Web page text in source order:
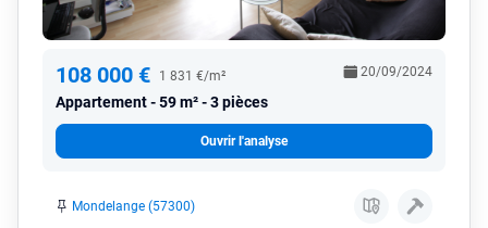
108 000 € 1 831 €/m²
Appartement 59 m² - 3 pièces
20/09/2024
Ouvrir l'analyse
Mondelange (57300)